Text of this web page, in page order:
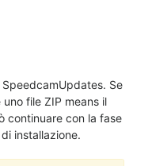
Se
file ZIP means il
continuare con la fase
installazione.